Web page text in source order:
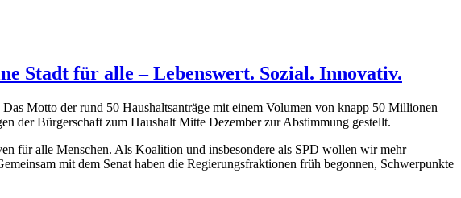
Stadt für alle – Lebenswert. Sozial. Innovativ.
Motto der rund 50 Haushaltsanträge mit einem Volumen von knapp 50 Millionen
der Bürgerschaft zum Haushalt Mitte Dezember zur Abstimmung gestellt.
für alle Menschen. Als Koalition und insbesondere als SPD wollen wir mehr
mit dem Senat haben die Regierungsfraktionen früh begonnen, Schwerpunkte